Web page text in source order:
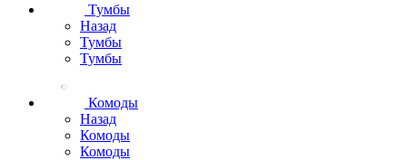
Тумбы
Назад
Тумбы
Тумбы
Комоды
Назад
Комоды
Комоды